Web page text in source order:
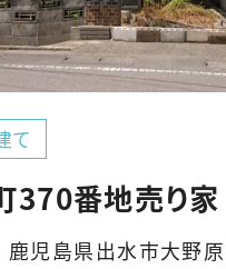
て
370番地売り家
鹿児島県出水市大野